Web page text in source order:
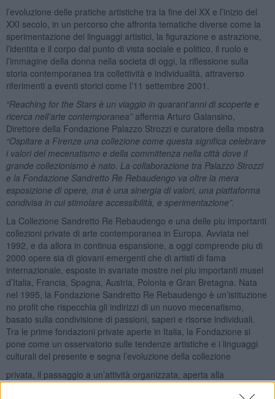
l’evoluzione delle pratiche artistiche tra la fine del XX e l’inizio del
XXI secolo, in un percorso che affronta tematiche diverse come la
sperimentazione dei linguaggi artistici, la figurazione e astrazione,
l’identita e il corpo dal punto di vista sociale e politico, il ruolo e
l’immagine della donna nella societa di oggi, la riflessione sulla
storia contemporanea tra collettività e individualità, attraverso
riferimenti a eventi storici come l’11 settembre 2001.
“Reaching for the Stars è un viaggio in quarant’anni di scoperte e
ricerca nell’arte contemporanea” afferma Arturo Galansino,
Direttore della Fondazione Palazzo Strozzi e curatore della mostra
“Ospitare a Firenze una collezione come questa significa celebrare
i valori del mecenatismo e della committenza nella città dove il
grande collezionismo è nato. La collaborazione tra Palazzo Strozzi
e la Fondazione Sandretto Re Rebaudengo va oltre la mera
esposizione di opere, ma è una sinergia di valori, una piattaforma
condivisa in cui stimolare accessibilità, e sperimentazione”.
La Collezione Sandretto Re Rebaudengo e una delle piu importanti
collezioni private di arte contemporanea in Europa. Avviata nel
1992, e da allora in continua espansione, a oggi comprende piu di
2000 opere sia di giovani emergenti che di artisti di fama
internazionale, esposte in svariate mostre nei piu importanti musei
d’Italia, Francia, Spagna, Austria, Polonia e Gran Bretagna. Nata
nel 1995, la Fondazione Sandretto Re Rebaudengo è un’istituzione
no profit che rispecchia gli indirizzi di un nuovo mecenatismo,
basato sulla condivisione di passioni, saperi e risorse individuali.
Tra le prime fondazioni private aperte in Italia, la Fondazione si
pone come un osservatorio sulle tendenze artistiche e i linguaggi
culturali del presente e segna l’evoluzione della collezione
privata, il passaggio a un’attività organizzata, aperta alla
dimensione pubblica. Nelle sue sedi di Torino e Guarene, la